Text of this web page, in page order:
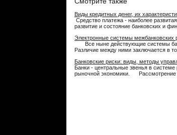
Виды кредитных денег, их
Средство платежа - наиболее
развитие и состояние банковских и
Электронные системы межбанковских
Все ныне действующие системы
Различие между ними заключается в
Банковские риски: виды, методы
Банки - центральные звенья в
рыночной экономики. Рассмотрение